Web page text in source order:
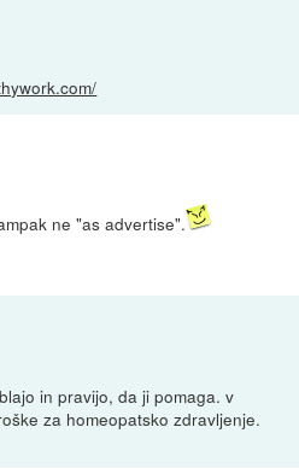
ne "as advertise".
in pravijo, da ji pomaga. v
za homeopatsko zdravljenje.